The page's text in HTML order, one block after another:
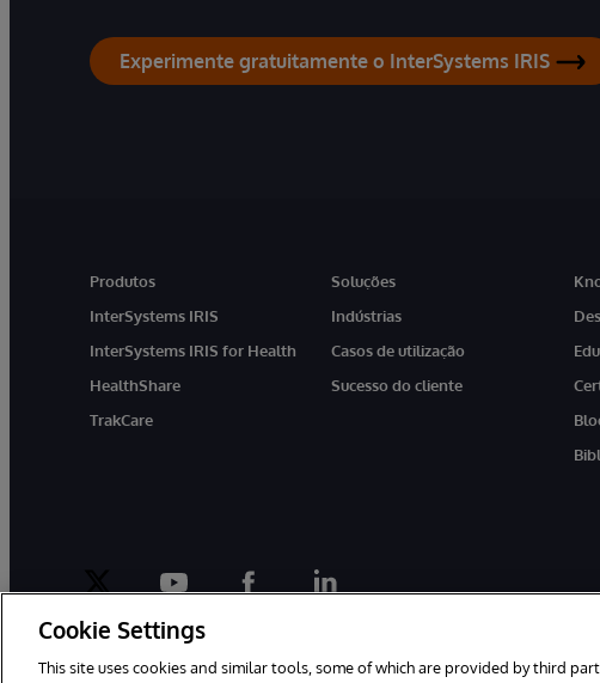
Experimente gratuitamente o InterSystems IRIS
Produtos
InterSystems IRIS
InterSystems IRIS for Health
HealthShare
TrakCare
Soluções
Indústrias
Casos de utilização
Sucesso do cliente
twitter youtubefacebooklinkedin
Cookie Settings
This site uses cookies and similar tools, some of which are provided by third